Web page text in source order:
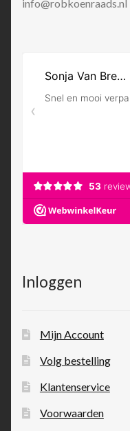
info@robkoenraads.nl
Inloggen
Mijn Account
Volg bestelling
Klantenservice
Voorwaarden